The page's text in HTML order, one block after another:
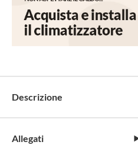
Descrizione
Allegati